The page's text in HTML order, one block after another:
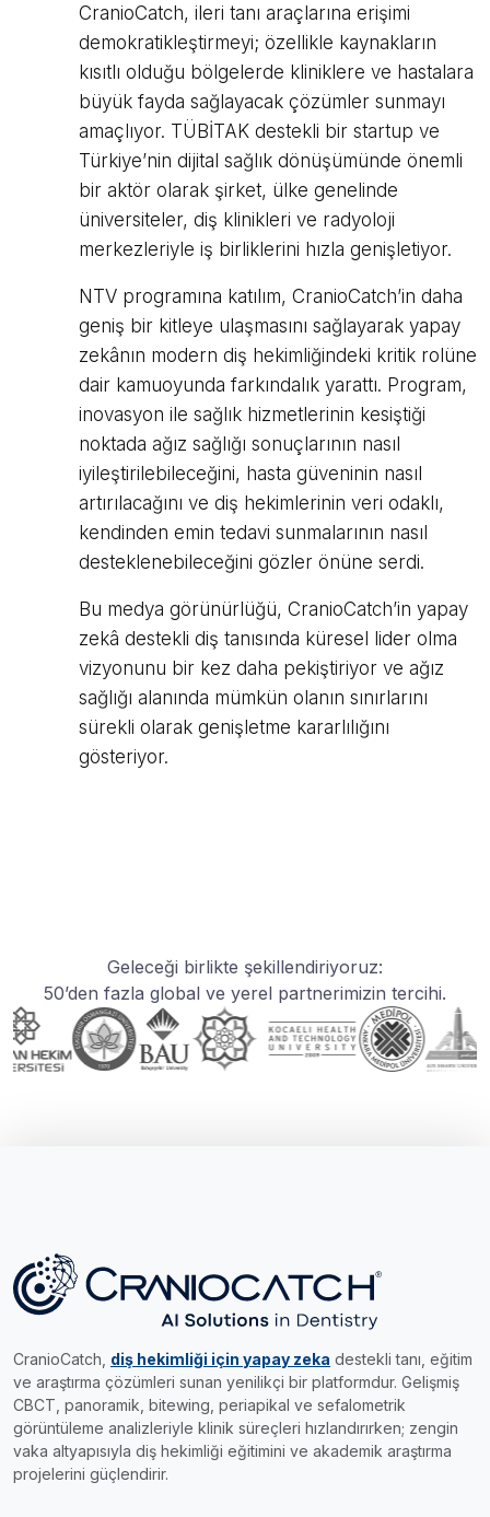
CranioCatch, ileri tanı araçlarına erişimi
demokratikleştirmeyi; özellikle kaynakların
kısıtlı olduğu bölgelerde kliniklere ve hastalara
büyük fayda sağlayacak çözümler sunmayı
amaçlıyor. TÜBİTAK destekli bir startup ve
Türkiye’nin dijital sağlık dönüşümünde önemli
bir aktör olarak şirket, ülke genelinde
üniversiteler, diş klinikleri ve radyoloji
merkezleriyle iş birliklerini hızla genişletiyor.
NTV programına katılım, CranioCatch’in daha
geniş bir kitleye ulaşmasını sağlayarak yapay
zekânın modern diş hekimliğindeki kritik rolüne
dair kamuoyunda farkındalık yarattı. Program,
inovasyon ile sağlık hizmetlerinin kesiştiği
noktada ağız sağlığı sonuçlarının nasıl
iyileştirilebileceğini, hasta güveninin nasıl
artırılacağını ve diş hekimlerinin veri odaklı,
kendinden emin tedavi sunmalarının nasıl
desteklenebileceğini gözler önüne serdi.
Bu medya görünürlüğü, CranioCatch’in yapay
zekâ destekli diş tanısında küresel lider olma
vizyonunu bir kez daha pekiştiriyor ve ağız
sağlığı alanında mümkün olanın sınırlarını
sürekli olarak genişletme kararlılığını
gösteriyor.
Geleceği birlikte şekillendiriyoruz:
50’den fazla global ve yerel partnerimizin tercihi.
CranioCatch, diş hekimliği için yapay zeka destekli tanı, eğitim
ve araştırma çözümleri sunan yenilikçi bir platformdur. Gelişmiş
CBCT, panoramik, bitewing, periapikal ve sefalometrik
görüntüleme analizleriyle klinik süreçleri hızlandırırken; zengin
vaka altyapısıyla diş hekimliği eğitimini ve akademik araştırma
projelerini güçlendirir.